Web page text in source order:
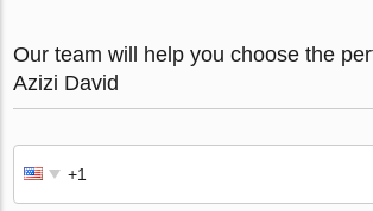
Our team will help you choose the
Azizi David